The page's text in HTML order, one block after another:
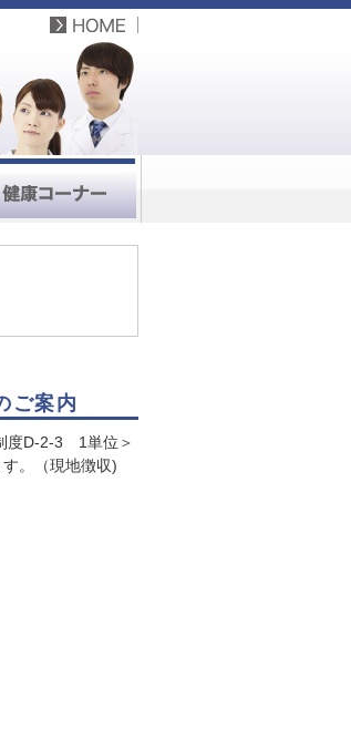
ご案内
度D-2-3 1単位＞
。（現地徴収)